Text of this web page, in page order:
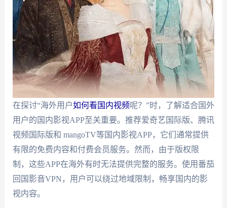
在探讨“海外用户如何看国内视频呢？”时，了解适合国外
用户的国内影视APP至关重要。推荐爱奇艺国际版、腾讯
视频国际版和 mangoTV等国内影视APP，它们通常提供
有限的免费内容和付费会员服务。然而，由于版权限
制，这些APP在海外有时无法提供完整的服务。使用番茄
回国影音VPN，用户可以绕过地域限制，畅享国内的影
视内容。